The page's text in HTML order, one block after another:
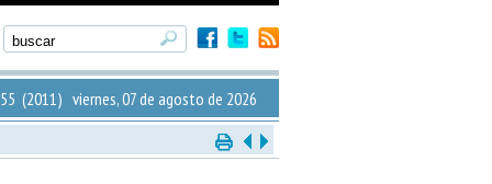
(2011) viernes, 07 de agosto de 2026